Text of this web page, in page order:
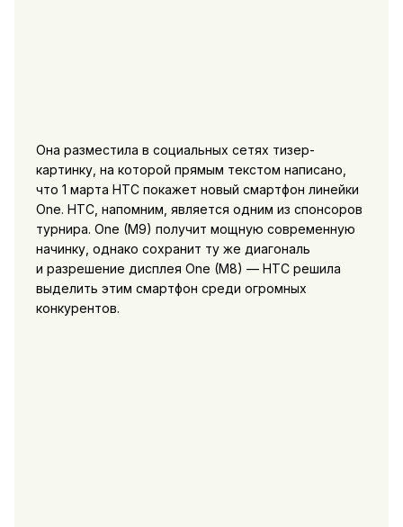
Она разместила в социальных сетях тизер-
картинку, на которой прямым текстом написано,
что 1 марта HTC покажет новый смартфон линейки
One. HTC, напомним, является одним из спонсоров
турнира. One (M9) получит мощную современную
начинку, однако сохранит ту же диагональ
и разрешение дисплея One (M8) — HTC решила
выделить этим смартфон среди огромных
конкурентов.